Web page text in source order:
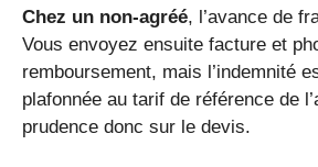
Chez un non-agréé, l’avance de
Vous envoyez ensuite facture et
remboursement, mais l’indemnité
plafonnée au tarif de référence de
prudence donc sur le devis.